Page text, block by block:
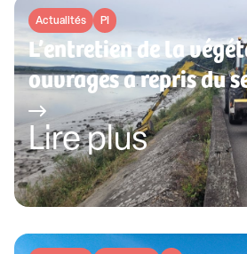
Actualités PI
L’entretien de la
ouvrages a repris du
Lire plus